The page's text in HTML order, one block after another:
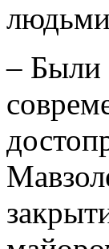
– Были